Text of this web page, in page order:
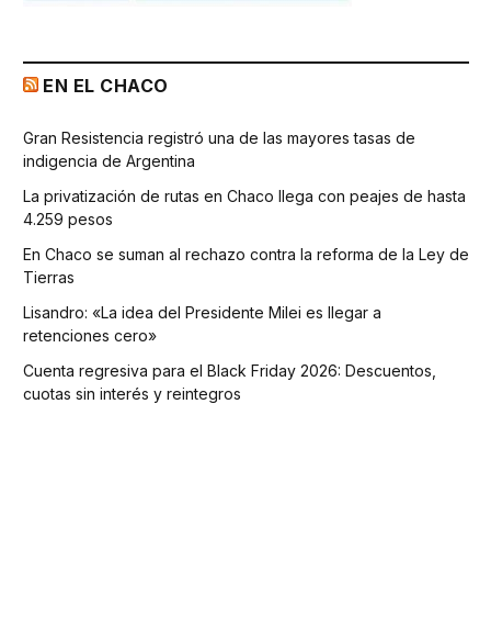
EN EL CHACO
Gran Resistencia registró una de las mayores tasas de
indigencia de Argentina
La privatización de rutas en Chaco llega con peajes de hasta
4.259 pesos
En Chaco se suman al rechazo contra la reforma de la Ley de
Tierras
Lisandro: «La idea del Presidente Milei es llegar a
retenciones cero»
Cuenta regresiva para el Black Friday 2026: Descuentos,
cuotas sin interés y reintegros